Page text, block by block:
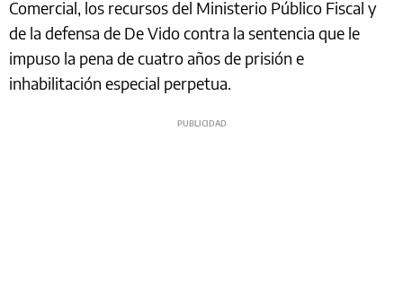
Comercial, los recursos del Ministerio Público Fiscal y
de la defensa de De Vido contra la sentencia que le
impuso la pena de cuatro años de prisión e
inhabilitación especial perpetua.